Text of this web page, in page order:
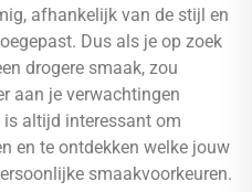
afhankelijk van de stijl en
Dus als je op zoek
drogere smaak, zou
aan je verwachtingen
altijd interessant om
en te ontdekken welke jouw
smaakvoorkeuren.